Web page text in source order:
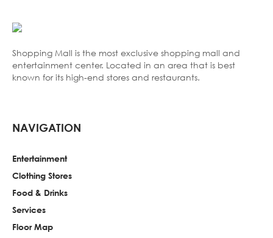
Shopping Mall is the most exclusive shopping mall and
entertainment center. Located in an area that is best
known for its high-end stores and restaurants.
NAVIGATION
Entertainment
Clothing Stores
Food & Drinks
Services
Floor Map